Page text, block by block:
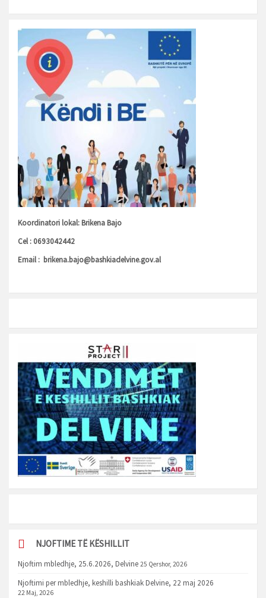
Koordinatori lokal: Brikena Bajo
Cel : 0693042442
Email : brikena.bajo@bashkiadelvine.gov.al
NJOFTIME TË KËSHILLIT
Njoftim mbledhje, 25.6.2026, Delvine 25 Qershor, 2026
Njoftimi per mbledhje, keshilli bashkiak Delvine, 22 maj 2026
22 Maj, 2026